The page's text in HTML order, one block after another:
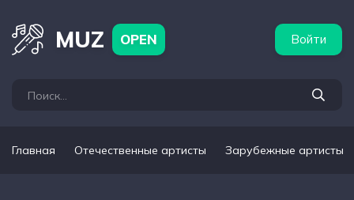
MUZ OPEN Войти
Главная Отечественные артисты Зарубежные артисты
артисты Популярные подборки